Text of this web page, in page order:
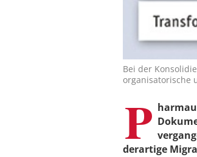
Bei der
organisatorische
P
derartige